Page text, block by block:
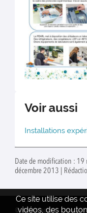
Voir aussi
Installations
Date de modification : 19
décembre 2013 |
Ce site utilise des
vidéos, des
© INRAE 2022